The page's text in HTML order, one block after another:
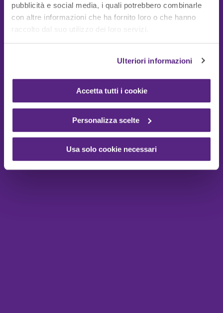
pubblicità e social media, i quali potrebbero combinarle
con altre informazioni che ha fornito loro o che hanno
raccolto dal suo utilizzo dei loro servizi.
Ulteriori informazioni
Accetta tutti i cookie
Personalizza scelte
Usa solo cookie necessari
Guide Utili